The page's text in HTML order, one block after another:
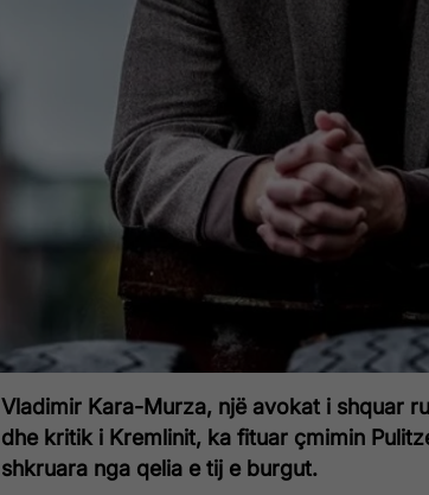
Vladimir Kara-Murza, një avokat i shquar
dhe kritik i Kremlinit, ka fituar çmimin
shkruara nga qelia e tij e burgut.